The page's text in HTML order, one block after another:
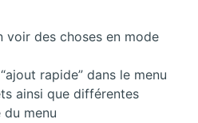
voir des choses en mode
rapide” dans le menu
ainsi que différentes
du menu